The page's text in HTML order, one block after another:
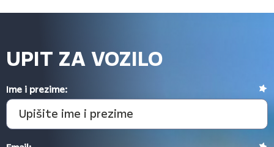
UPIT ZA VOZILO
Ime i prezime: